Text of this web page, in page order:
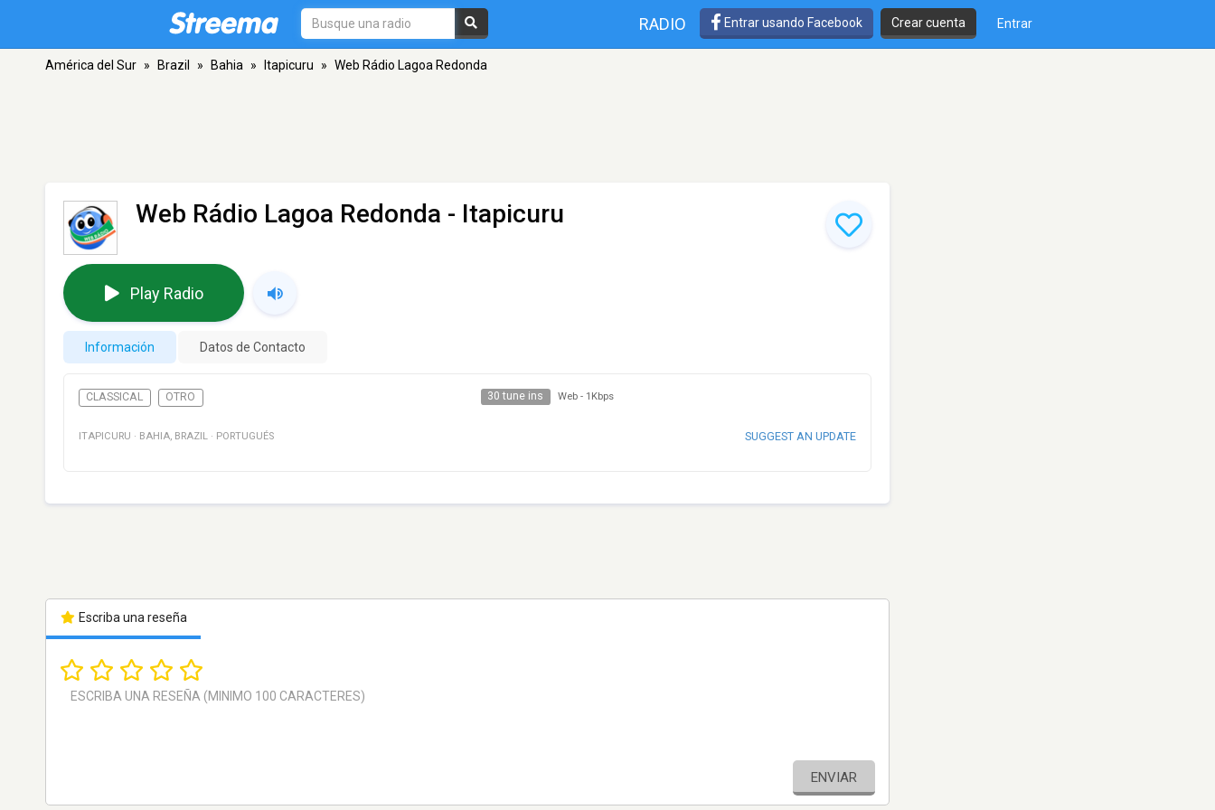
RADIO Entrar usando Facebook Crear cuenta Entrar
América del Sur » Brazil » Bahia » Itapicuru » Web Rádio Lagoa Redonda
Web Rádio Lagoa Redonda - Itapicuru
Play Radio
Información Datos de Contacto
CLASSICAL OTRO 30 tune ins Web - 1Kbps
ITAPICURU · BAHIA, BRAZIL · PORTUGUÉS SUGGEST AN UPDATE
Escriba una reseña
ENVIAR